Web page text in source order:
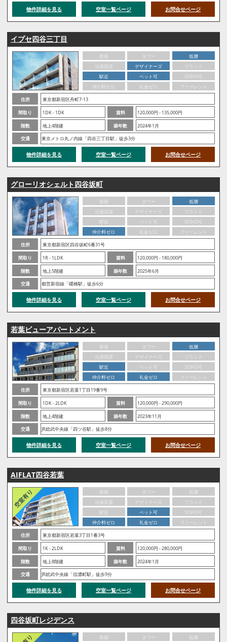
物件詳細を見る 空室一覧ページ お問合せページ
イプセ四谷三丁目
新築 タワー
低層
分譲賃貸
デザイナーズ
ブランド
駅近
ペット可
SOHO可
仲介料ゼロ
礼金ゼロ
フリーレント
住所
東京都新宿区舟町7-13
間取り
1DK - 1DK 賃料
120,000円 - 135,000円
階数
地上4階建 築年数
2024年1月
交通
東京メトロ丸ノ内線「四谷三丁目駅」徒歩3分
物件詳細を見る 空室一覧ページ お問合せページ
グローリオシェルト四谷坂町
新築 タワー
低層
分譲賃貸
デザイナーズ
ブランド
駅近
ペット可
SOHO可
仲介料ゼロ
礼金ゼロ
フリーレント
住所
東京都新宿区四谷坂町6番31号
間取り
1R - 1LDK 賃料
120,000円 - 180,000円
階数
地上5階建 築年数
2025年6月
交通
都営新宿線「曙橋駅」徒歩6分
物件詳細を見る 空室一覧ページ お問合せページ
若葉ビューアパートメント
新築 タワー
低層
分譲賃貸
デザイナーズ
ブランド
駅近
ペット可
SOHO可
仲介料ゼロ
礼金ゼロ
フリーレント
住所
東京都新宿区若葉1丁目19番9号
間取り
1DK - 2LDK 賃料
120,000円 - 290,000円
階数
地上4階建 築年数
2023年11月
交通
JR総武中央線「四ツ谷駅」徒歩8分
物件詳細を見る 空室一覧ページ お問合せページ
AIFLAT四谷若葉
新築 タワー
低層
分譲賃貸
デザイナーズ
ブランド
駅近
ペット可
SOHO可
仲介料ゼロ
礼金ゼロ
フリーレント
住所
東京都新宿区若葉3丁目1番3号
間取り
1K - 2LDK 賃料
120,000円 - 280,000円
階数
地上8階建 築年数
2024年1月
交通
JR総武中央線「信濃町駅」徒歩9分
物件詳細を見る 空室一覧ページ お問合せページ
四谷坂町レジデンス
新築 タワー
低層